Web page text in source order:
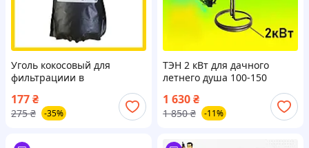
Уголь кокосовый для
фильтрациии в
промышленности,
самогоне (1 кг.)
177₴
275 ₴ -35%
ТЭН 2 кВт для дачного
летнего душа 100-150
подогревом нагреватель с
терморегулятором
1 630₴
1 850 ₴ -11%